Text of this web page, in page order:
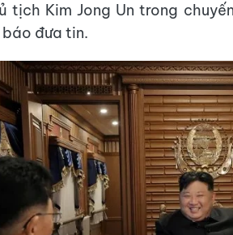
tịch Kim Jong Un trong
báo đưa tin.